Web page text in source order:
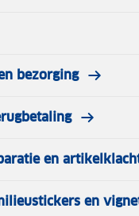
bezorging
en
en